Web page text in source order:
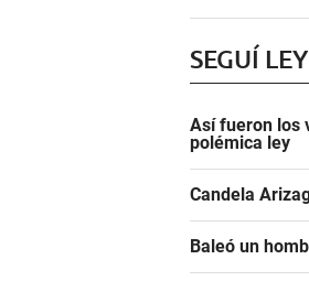
SEGUÍ
Así fueron los
polémica ley
Candela
Baleó un